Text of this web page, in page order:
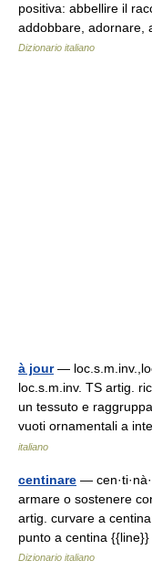
positiva: abbellire il
addobbare, adornare,
Dizionario italiano
à jour—
loc.s.m.inv. TS artig.
un tessuto e
vuoti ornamentali a
italiano
centinare —
armare o sostenere
artig. curvare a
punto a centina
Dizionario italiano